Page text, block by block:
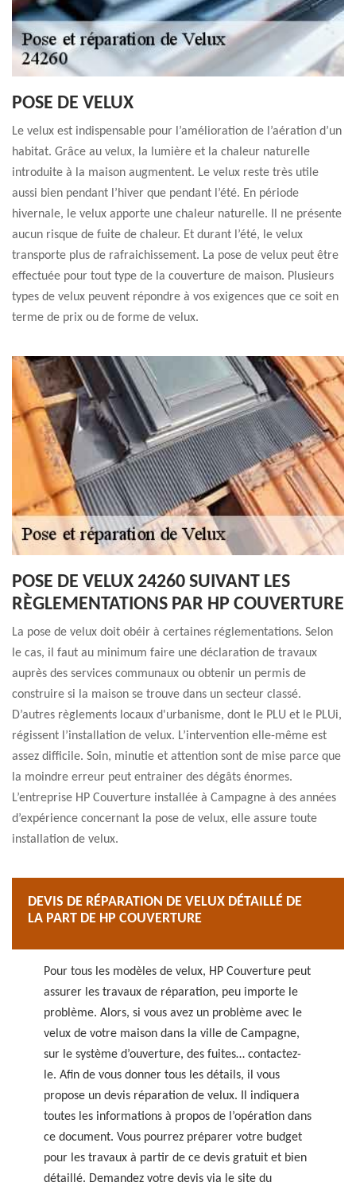
POSE DE VELUX
Le velux est indispensable pour l’amélioration de l’aération d’un
habitat. Grâce au velux, la lumière et la chaleur naturelle
introduite à la maison augmentent. Le velux reste très utile
aussi bien pendant l’hiver que pendant l’été. En période
hivernale, le velux apporte une chaleur naturelle. Il ne présente
aucun risque de fuite de chaleur. Et durant l’été, le velux
transporte plus de rafraichissement. La pose de velux peut être
effectuée pour tout type de la couverture de maison. Plusieurs
types de velux peuvent répondre à vos exigences que ce soit en
terme de prix ou de forme de velux.
POSE DE VELUX 24260 SUIVANT LES
RÈGLEMENTATIONS PAR HP COUVERTURE
La pose de velux doit obéir à certaines réglementations. Selon
le cas, il faut au minimum faire une déclaration de travaux
auprès des services communaux ou obtenir un permis de
construire si la maison se trouve dans un secteur classé.
D’autres règlements locaux d'urbanisme, dont le PLU et le PLUi,
régissent l’installation de velux. L’intervention elle-même est
assez difficile. Soin, minutie et attention sont de mise parce que
la moindre erreur peut entrainer des dégâts énormes.
L’entreprise HP Couverture installée à Campagne à des années
d’expérience concernant la pose de velux, elle assure toute
installation de velux.
DEVIS DE RÉPARATION DE VELUX DÉTAILLÉ DE
LA PART DE HP COUVERTURE
Pour tous les modèles de velux, HP Couverture peut
assurer les travaux de réparation, peu importe le
problème. Alors, si vous avez un problème avec le
velux de votre maison dans la ville de Campagne,
sur le système d’ouverture, des fuites… contactez-
le. Afin de vous donner tous les détails, il vous
propose un devis réparation de velux. Il indiquera
toutes les informations à propos de l’opération dans
ce document. Vous pourrez préparer votre budget
pour les travaux à partir de ce devis gratuit et bien
détaillé. Demandez votre devis via le site du